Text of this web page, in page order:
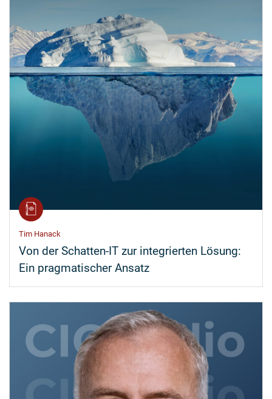
Tim Hanack
Von der Schatten-IT zur integrierten Lösung:
Ein pragmatischer Ansatz